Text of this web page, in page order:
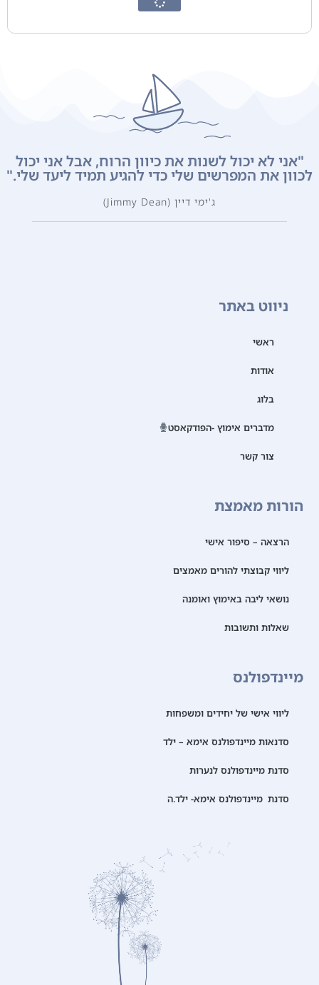
"אני לא יכול לשנות את כיוון הרוח, אבל אני יכול
לכוון את המפרשים שלי כדי להגיע תמיד ליעד שלי."
ג'ימי דיין (Jimmy Dean)
ניווט באתר
ראשי
אודות
בלוג
מדברים אימוץ -הפודקאסט
צור קשר
הורות מאמצת
הרצאה – סיפור אישי
ליווי קבוצתי להורים מאמצים
נושאי ליבה באימוץ ואומנה
שאלות ותשובות
מיינדפולנס
ליווי אישי של יחידים ומשפחות
סדנאות מיינדפולנס אימא – ילד
סדנת מיינדפולנס לנערות
סדנת מיינדפולנס אימא- ילד.ה